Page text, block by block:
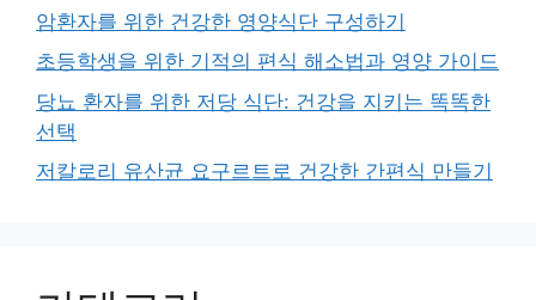
암환자를 위한 건강한 영양식단 구성하기
초등학생을 위한 기적의 편식 해소법과 영양 가이드
당뇨 환자를 위한 저당 식단: 건강을 지키는 똑똑한
선택
저칼로리 유산균 요구르트로 건강한 간편식 만들기